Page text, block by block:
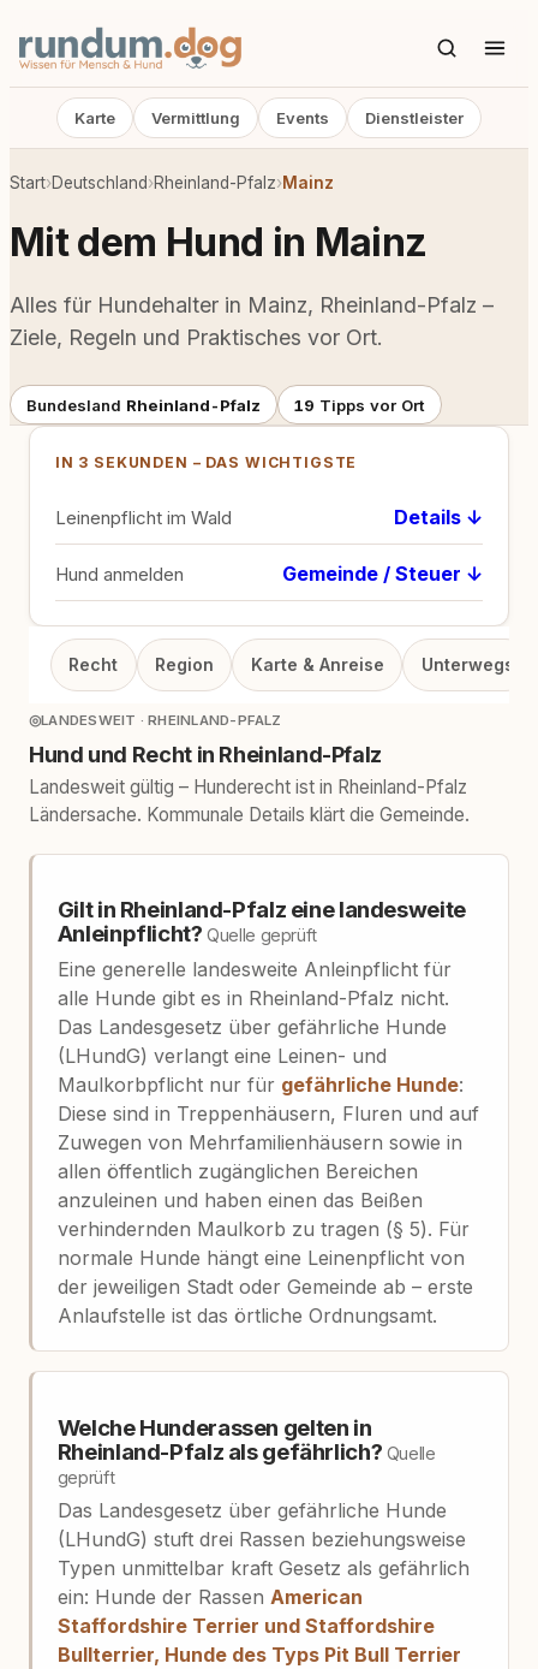
Karte Vermittlung Events Dienstleister
Start›Deutschland›Rheinland-Pfalz›Mainz
Mit dem Hund in Mainz
Alles für Hundehalter in Mainz, Rheinland-Pfalz –
Ziele, Regeln und Praktisches vor Ort.
Bundesland Rheinland-Pfalz 19 Tipps vor Ort
IN 3 SEKUNDEN – DAS WICHTIGSTE
Leinenpflicht im Wald Details ↓
Hund anmelden Gemeinde / Steuer ↓
Recht Region Karte & Anreise Unterwegs
◎LANDESWEIT · RHEINLAND-PFALZ
Hund und Recht in Rheinland-Pfalz
Landesweit gültig – Hunderecht ist in Rheinland-Pfalz
Ländersache. Kommunale Details klärt die Gemeinde.
Gilt in Rheinland-Pfalz eine landesweite
Anleinpflicht?Quelle geprüft
Eine generelle landesweite Anleinpflicht für
alle Hunde gibt es in Rheinland-Pfalz nicht.
Das Landesgesetz über gefährliche Hunde
(LHundG) verlangt eine Leinen- und
Maulkorbpflicht nur für gefährliche Hunde:
Diese sind in Treppenhäusern, Fluren und auf
Zuwegen von Mehrfamilienhäusern sowie in
allen öffentlich zugänglichen Bereichen
anzuleinen und haben einen das Beißen
verhindernden Maulkorb zu tragen (§ 5). Für
normale Hunde hängt eine Leinenpflicht von
der jeweiligen Stadt oder Gemeinde ab – erste
Anlaufstelle ist das örtliche Ordnungsamt.
Welche Hunderassen gelten in
Rheinland-Pfalz als gefährlich? Quelle
geprüft
Das Landesgesetz über gefährliche Hunde
(LHundG) stuft drei Rassen beziehungsweise
Typen unmittelbar kraft Gesetz als gefährlich
ein: Hunde der Rassen American
Staffordshire Terrier und Staffordshire
Bullterrier, Hunde des Typs Pit Bull Terrier